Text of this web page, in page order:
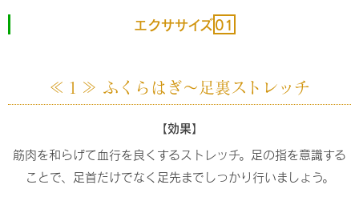
エクササイズ01
≪１≫ ふくらはぎ～足裏ストレッチ
【効果】
筋肉を和らげて血行を良くするストレッチ。足の指を意識する
ことで、足首だけでなく足先までしっかり行いましょう。